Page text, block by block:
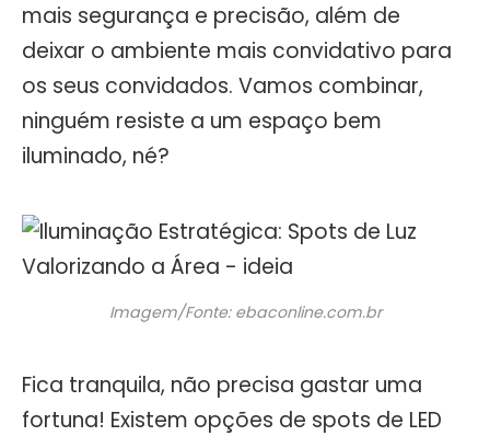
mais segurança e precisão, além de
deixar o ambiente mais convidativo para
os seus convidados. Vamos combinar,
ninguém resiste a um espaço bem
iluminado, né?
Imagem/Fonte: ebaconline.com.br
Fica tranquila, não precisa gastar uma
fortuna! Existem opções de spots de LED